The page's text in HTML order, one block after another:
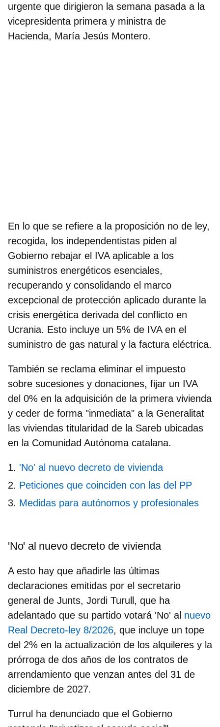
urgente que dirigieron la semana pasada a la
vicepresidenta primera y ministra de
Hacienda, María Jesús Montero.
En lo que se refiere a la proposición no de ley,
recogida, los independentistas piden al
Gobierno rebajar el IVA aplicable a los
suministros energéticos esenciales,
recuperando y consolidando el marco
excepcional de protección aplicado durante la
crisis energética derivada del conflicto en
Ucrania. Esto incluye un 5% de IVA en el
suministro de gas natural y la factura eléctrica.
También se reclama eliminar el impuesto
sobre sucesiones y donaciones, fijar un IVA
del 0% en la adquisición de la primera vivienda
y ceder de forma "inmediata" a la Generalitat
las viviendas titularidad de la Sareb ubicadas
en la Comunidad Autónoma catalana.
'No' al nuevo decreto de vivienda
Peticiones que coinciden con las del PP
Medidas para autónomos y profesionales
'No' al nuevo decreto de vivienda
A esto hay que añadirle las últimas
declaraciones emitidas por el secretario
general de Junts, Jordi Turull, que ha
adelantado que su partido votará 'No' al nuevo
Real Decreto-ley 8/2026, que incluye un tope
del 2% en la actualización de los alquileres y la
prórroga de dos años de los contratos de
arrendamiento que venzan antes del 31 de
diciembre de 2027.
Turrul ha denunciado que el Gobierno